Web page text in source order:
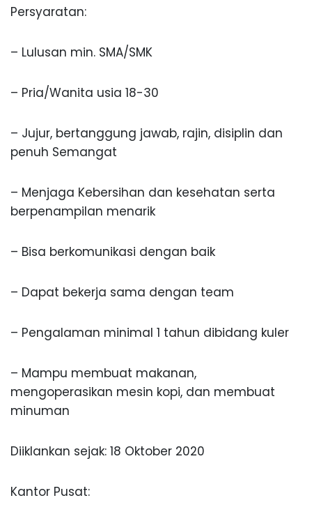
Persyaratan:
– Lulusan min. SMA/SMK
– Pria/Wanita usia 18-30
– Jujur, bertanggung jawab, rajin, disiplin dan
penuh Semangat
– Menjaga Kebersihan dan kesehatan serta
berpenampilan menarik
– Bisa berkomunikasi dengan baik
– Dapat bekerja sama dengan team
– Pengalaman minimal 1 tahun dibidang kuler
– Mampu membuat makanan,
mengoperasikan mesin kopi, dan membuat
minuman
Diiklankan sejak: 18 Oktober 2020
Kantor Pusat: